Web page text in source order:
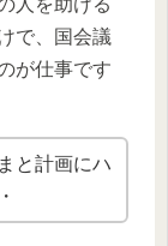
人を助ける
で、国会議
が仕事です
と計画にハ